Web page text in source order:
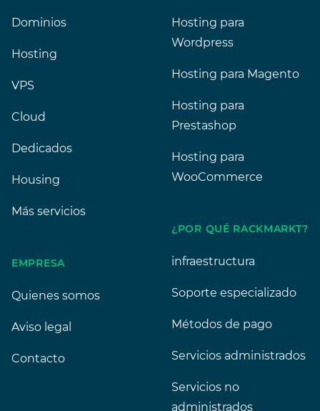
Dominios
Hosting
VPS
Cloud
Dedicados
Housing
Más servicios
EMPRESA
Quienes somos
Aviso legal
Contacto
Hosting para
Wordpress
Hosting para Magento
Hosting para
Prestashop
Hosting para
WooCommerce
¿POR QUÉ RACKMARKT?
infraestructura
Soporte especializado
Métodos de pago
Servicios administrados
Servicios no
administrados